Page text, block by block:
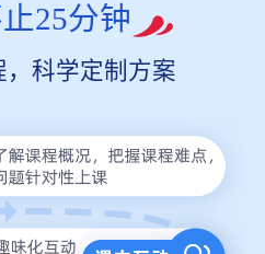
25分钟
，科学定制方案